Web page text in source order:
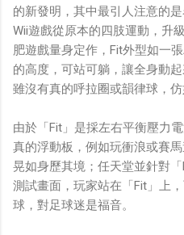
的新發明，其中最引人注意的
Wii遊戲從原本的四肢運動，升
肥遊戲量身定作，Fit外型如一
的高度，可站可躺，讓全身動
雖沒有真的呼拉圈或韻律球，仿
由於「Fit」是採左右平衡壓力
真的浮動板，例如玩衝浪或賽
晃如身歷其境；任天堂並針對
測試畫面，玩家站在「Fit」上
球，對足球迷是福音。